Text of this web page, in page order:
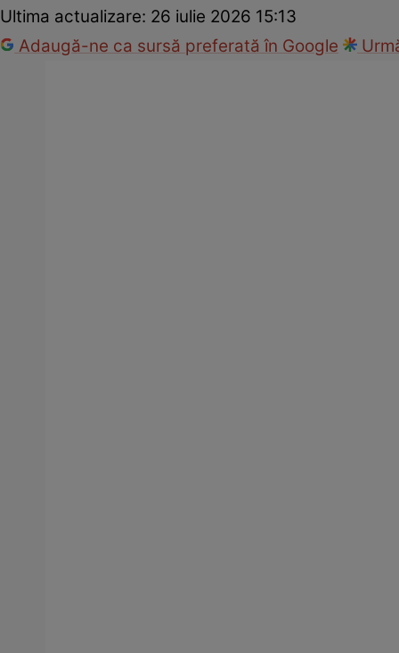
Ultima actualizare: 26 iulie 2026 15:13
Adaugă-ne ca sursă preferată în Google